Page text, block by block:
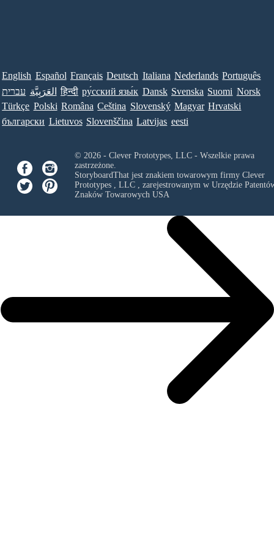
English Español Français Deutsch Italiana Nederlands Português
עברית العَرَبِيَّة हिन्दी ру́сский язы́к Dansk Svenska Suomi Norsk
Türkçe Polski Româna Ceština Slovenský Magyar Hrvatski
български Lietuvos Slovenščina Latvijas eesti
© 2026 - Clever Prototypes, LLC - Wszelkie prawa
zastrzeżone.
StoryboardThat jest znakiem towarowym firmy Clever
Prototypes , LLC, zarejestrowanym w Urzędzie
Znaków Towarowych USA